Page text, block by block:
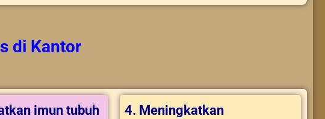
di Kantor
imun tubuh
4. Meningkatkan